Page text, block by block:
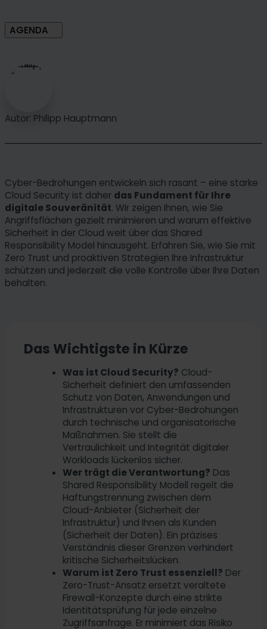
Autor: Philipp Hauptmann
Cyber-Bedrohungen entwickeln sich rasant – eine starke
Cloud Security ist daher das Fundament für Ihre
digitale Souveränität. Wir zeigen Ihnen, wie Sie
Angriffsflächen gezielt minimieren und warum effektive
Sicherheit in der Cloud weit über das Shared
Responsibility Model hinausgeht. Erfahren Sie, wie Sie mit
Zero Trust und proaktiven Strategien Ihre Infrastruktur
schützen und jederzeit die volle Kontrolle über Ihre Daten
behalten.
Das Wichtigste in Kürze
Was ist Cloud Security? Cloud-
Sicherheit definiert den umfassenden
Schutz von Daten, Anwendungen und
Infrastrukturen vor Cyber-Bedrohungen
durch technische und organisatorische
Maßnahmen. Sie stellt die
Vertraulichkeit und Integrität digitaler
Workloads lückenlos sicher.
Wer trägt die Verantwortung? Das
Shared Responsibility Modell regelt die
Haftungstrennung zwischen dem
Cloud-Anbieter (Sicherheit der
Infrastruktur) und Ihnen als Kunden
(Sicherheit der Daten). Ein präzises
Verständnis dieser Grenzen verhindert
kritische Sicherheitslücken.
Warum ist Zero Trust essenziell? Der
Zero-Trust-Ansatz ersetzt veraltete
Firewall-Konzepte durch eine strikte
Identitätsprüfung für jede einzelne
Zugriffsanfrage. Er minimiert das Risiko
AGENDA